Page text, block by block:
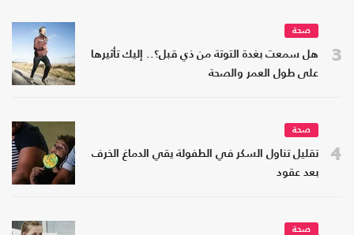
3
صحة
هل سمعت بغدة التوتة من ذي قبل؟.. إليك تأثيرها
على طول العمر والصحة
4
صحة
تقليل تناول السكر في الطفولة يقي الدماغ الخرف
بعد عقود
صحة